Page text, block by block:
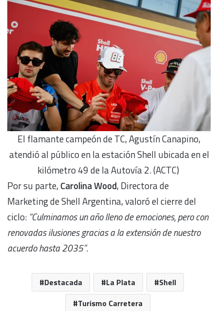
El flamante campeón de TC, Agustín Canapino,
atendió al público en la estación Shell ubicada en el
kilómetro 49 de la Autovía 2. (ACTC)
Por su parte, Carolina Wood, Directora de
Marketing de Shell Argentina, valoró el cierre del
ciclo: “Culminamos un año lleno de emociones, pero con
renovadas ilusiones gracias a la extensión de nuestro
acuerdo hasta 2035”.
Destacada La Plata
Shell
Turismo Carretera